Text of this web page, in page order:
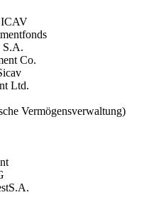
S.A.
Co.
Ltd.
Vermögensverwaltung)